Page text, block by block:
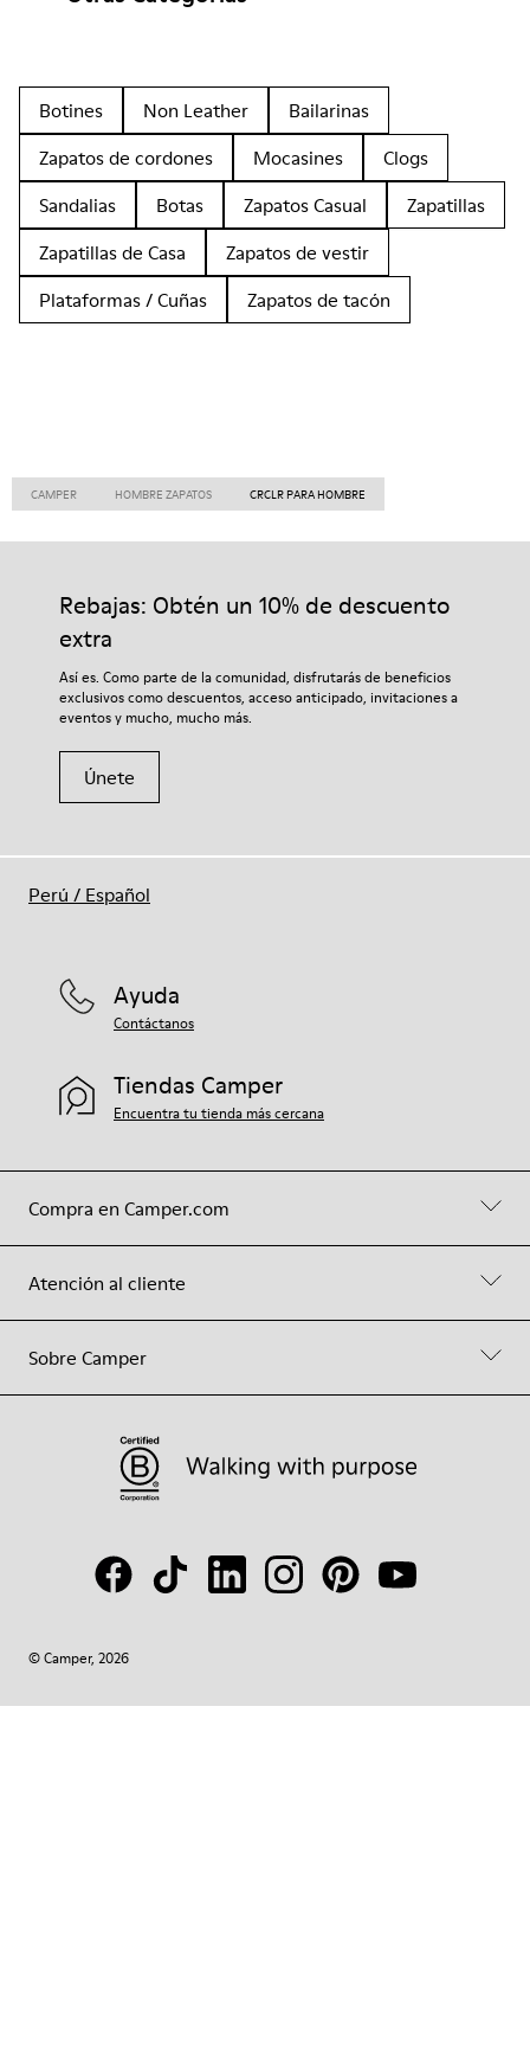
Botines Non Leather
Bailarinas
Zapatos de cordones
Mocasines
Clogs
Sandalias
Botas Zapatos Casual
Zapatillas
Zapatillas de Casa
Zapatos de vestir
Plataformas / Cuñas
Zapatos de tacón
CAMPER HOMBRE ZAPATOS CRCLR PARA HOMBRE
Rebajas: Obtén un 10% de descuento
extra
Así es. Como parte de la comunidad, disfrutarás de beneficios
exclusivos como descuentos, acceso anticipado, invitaciones a
eventos y mucho, mucho más.
Únete
Compra en Camper.com
Atención al cliente
Sobre Camper
Ayuda
Contáctanos
Tiendas Camper
Encuentra tu tienda más cercana
© Camper, 2026
Perú / Español